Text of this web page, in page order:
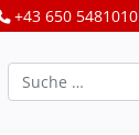
+43 650 5481010
Suchen